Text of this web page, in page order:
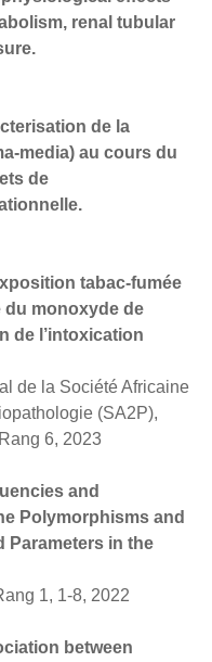
renal tubular
de la
media) au cours du
de
tabac-fumée
du monoxyde de
de l’intoxication
de la Société Africaine
(SA2P),
6, 2023
and
Polymorphisms and
Parameters in the
1, 1-8, 2022
between